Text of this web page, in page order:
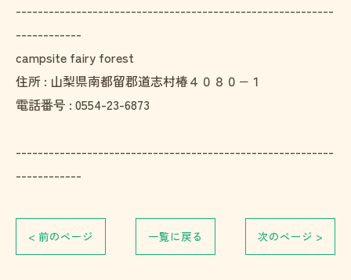
----------------------------------------------------------
------------
campsite fairy forest
住所 : 山梨県南都留郡道志村椿４０８０−１
電話番号 : 0554-23-6873
----------------------------------------------------------
------------
< 前のページ 一覧に戻る 次のページ >